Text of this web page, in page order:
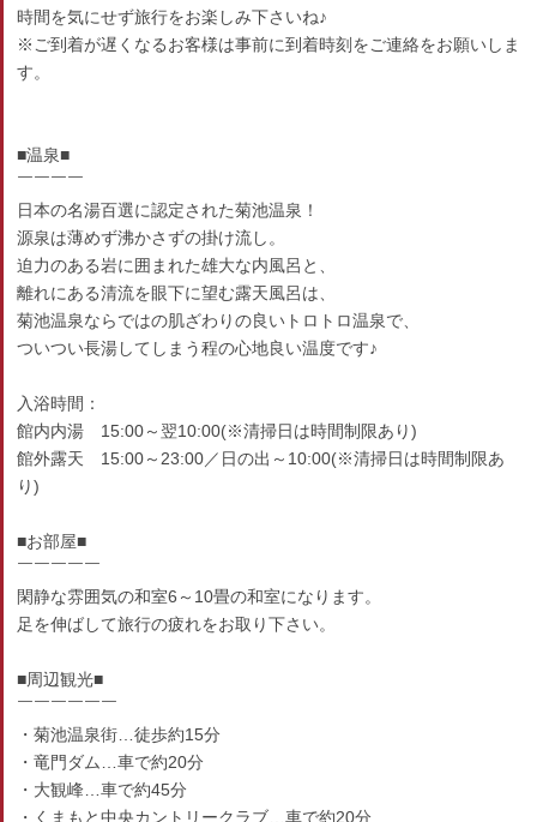
時間を気にせず旅行をお楽しみ下さいね♪
※ご到着が遅くなるお客様は事前に到着時刻をご連絡をお願いしま
す。
■温泉■
￣￣￣￣
日本の名湯百選に認定された菊池温泉！
源泉は薄めず沸かさずの掛け流し。
迫力のある岩に囲まれた雄大な内風呂と、
離れにある清流を眼下に望む露天風呂は、
菊池温泉ならではの肌ざわりの良いトロトロ温泉で、
ついつい長湯してしまう程の心地良い温度です♪
入浴時間：
館内内湯 15:00～翌10:00(※清掃日は時間制限あり)
館外露天 15:00～23:00／日の出～10:00(※清掃日は時間制限あ
り)
■お部屋■
￣￣￣￣￣
閑静な雰囲気の和室6～10畳の和室になります。
足を伸ばして旅行の疲れをお取り下さい。
■周辺観光■
￣￣￣￣￣￣
・菊池温泉街…徒歩約15分
・竜門ダム…車で約20分
・大観峰…車で約45分
・くまもと中央カントリークラブ…車で約20分